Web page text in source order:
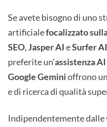
Se avete bisogno di uno
artificialefocalizzato
SEO,Jasper AI eSurfer AI
preferite un'assistenza
Google Geminioffrono
e di ricerca di qualità
Indipendentemente dalle